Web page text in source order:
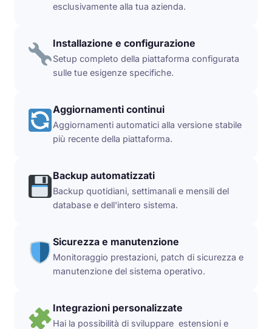
esclusivamente alla tua azienda.
Installazione e configurazione
Setup completo della piattaforma configurata
sulle tue esigenze specifiche.
Aggiornamenti continui
Aggiornamenti automatici alla versione stabile
più recente della piattaforma.
Backup automatizzati
Backup quotidiani, settimanali e mensili del
database e dell'intero sistema.
Sicurezza e manutenzione
Monitoraggio prestazioni, patch di sicurezza e
manutenzione del sistema operativo.
Integrazioni personalizzate
Hai la possibilità di sviluppare estensioni e